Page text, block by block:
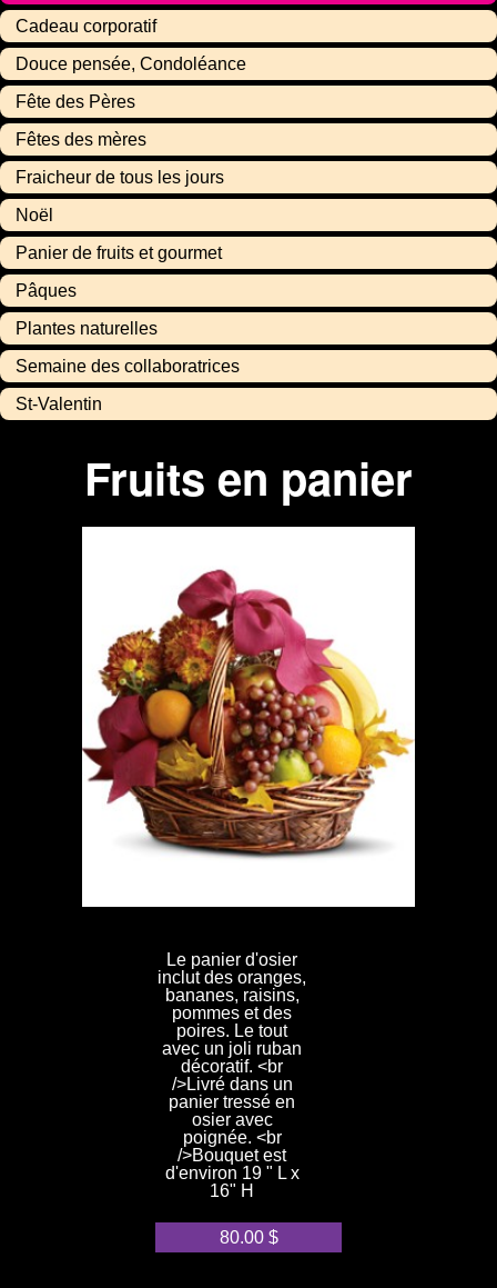
Cadeau corporatif
Douce pensée, Condoléance
Fête des Pères
Fêtes des mères
Fraicheur de tous les jours
Noël
Panier de fruits et gourmet
Pâques
Plantes naturelles
Semaine des collaboratrices
St-Valentin
Fruits en panier
Le panier d'osier
inclut des oranges,
bananes, raisins,
pommes et des
poires. Le tout
avec un joli ruban
décoratif. <br
/>Livré dans un
panier tressé en
osier avec
poignée. <br
/>Bouquet est
d'environ 19 " L x
16" H
80.00 $